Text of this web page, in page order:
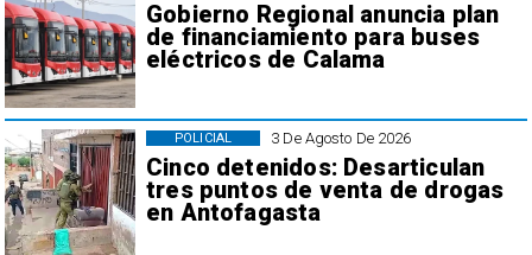
Gobierno Regional anuncia plan
de financiamiento para buses
eléctricos de Calama
3 De Agosto De 2026
Cinco detenidos: Desarticulan
tres puntos de venta de drogas
en Antofagasta
POLICIAL